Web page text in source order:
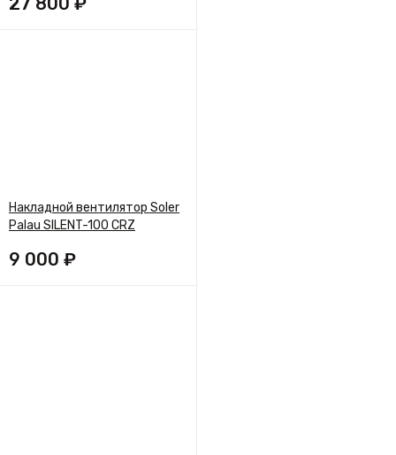
Накладной вентилятор Soler
Palau SILENT-100 CRZ
9 000 ₽